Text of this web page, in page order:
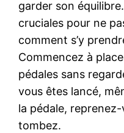
garder son équilibre.
cruciales pour ne
comment s’y
Commencez à
pédales sans
vous êtes lancé,
la pédale,
tombez.